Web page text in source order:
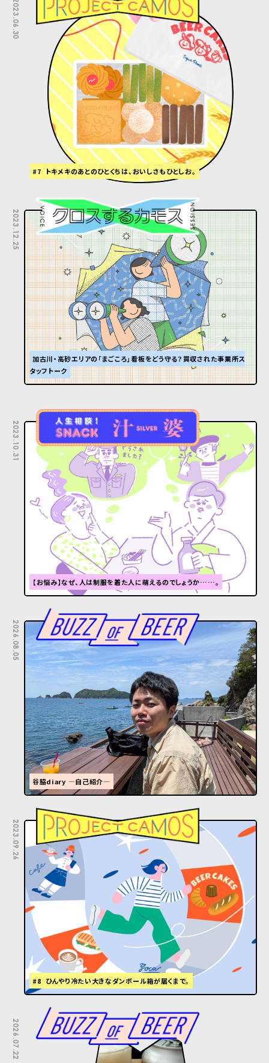
2023.06.30
#7 トキメキのあとのひとくちは、おいしさもひとしお。
2023.12.25
加古川・高砂エリアの「まごころ」看板をどう守る？買収された事業所ス
タッフトーク
2023.10.31
【お悩み】なぜ、人は制服を着た人に萌えるのでしょうか……。
2026.08.05
谷脇diary ―自己紹介―
2023.09.26
#8 ひんやり冷たい大きなダンボール箱が届くまで。
2026.07.22